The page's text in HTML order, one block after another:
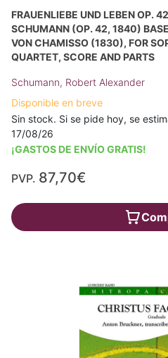
FRAUENLIEBE UND LEBEN OP.
SCHUMANN (OP. 42, 1840)
VON CHAMISSO (1830), FOR
QUARTET, SCORE AND PARTS
Schumann, Robert Alexander
Disponible en breve
Sin stock. Si se pide hoy, se
17/08/26
¡GASTOS DE ENVÍO GRATIS!
PVP. 87,70€